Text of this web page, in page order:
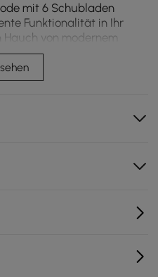
mit 6 Schubladen
Funktionalität in Ihr
von modernem
praktischen Stauraum.
dafür, dass Ihre
und Ihr Raum
mühelos die
eine schläfrige